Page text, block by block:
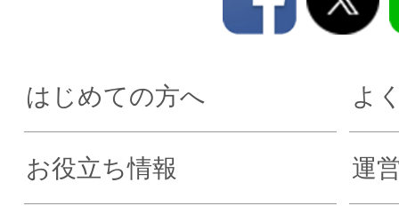
はじめての方へ よ
お役立ち情報 運